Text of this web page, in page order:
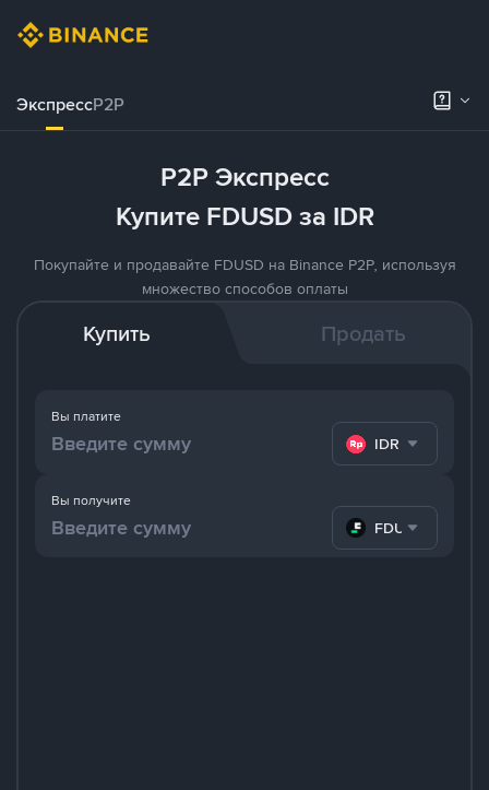
ЭкспрессP2P
P2P Экспресс
Купите FDUSD за IDR
Покупайте и продавайте FDUSD на Binance P2P, используя
множество способов оплаты
Купить Продать
Вы платите
IDR
Вы получите
FDUSD